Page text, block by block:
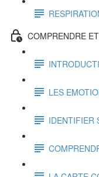
COMPRENDRE
LES
IDENTIFIER